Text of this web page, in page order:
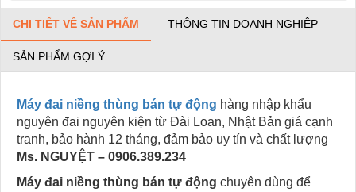
CHI TIẾT VỀ SẢN PHẨM THÔNG TIN DOANH NGHIỆP
SẢN PHẨM GỢI Ý
Máy đai niềng thùng bán tự động hàng nhập khẩu
nguyên đai nguyên kiện từ Đài Loan, Nhật Bản giá cạnh
tranh, bảo hành 12 tháng, đảm bảo uy tín và chất lượng
Ms. NGUYỆT – 0906.389.234
Máy đai niềng thùng bán tự động chuyên dùng để